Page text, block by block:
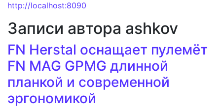
http://localhost:8090
Записи автора ashkov
FN Herstal оснащает пулемёт
FN MAG GPMG длинной
планкой и современной
эргономикой